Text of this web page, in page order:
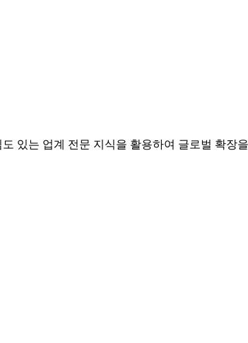
있는 업계 전문 지식을 활용하여 글로벌 확장